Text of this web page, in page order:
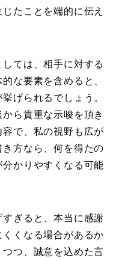
たことを端的に伝え
ては、相手に対する
な要素を含めると、
げられるでしょう。
ら貴重な示唆を頂き
で、私の視野も広が
方なら、何を得たの
かりやすくなる可能
ぎると、本当に感謝
くなる場合があるか
つ、誠意を込めた言